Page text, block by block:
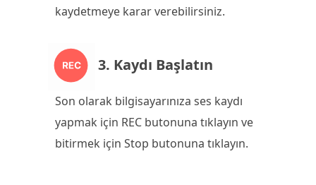
kaydetmeye karar verebilirsiniz.
3. Kaydı Başlatın
Son olarak bilgisayarınıza ses kaydı
yapmak için REC butonuna tıklayın ve
bitirmek için Stop butonuna tıklayın.